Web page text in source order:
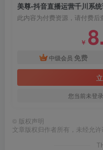
此内容为付费资源，请付费后
￥
中级会员 免费
您当前未登
© 版权声明
文章版权归作者所有，未经允许